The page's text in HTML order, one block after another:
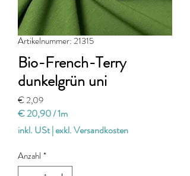
Artikelnummer: 21315
Bio-French-Terry
dunkelgrün uni
€ 2,09Preis
€ 20,90/1m
€ 20,90
pro
1
Meter
inkl. USt|exkl. Versandkosten
Anzahl *